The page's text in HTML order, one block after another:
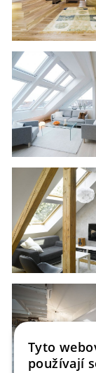
Tyto
používají